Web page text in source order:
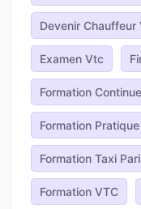
Devenir Chauffeur
Examen Vtc
Formation
Formation
Formation Taxi
Formation VTC